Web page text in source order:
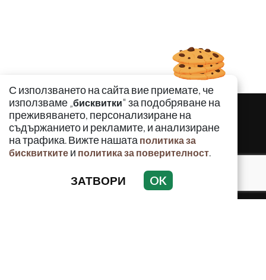
С използването на сайта вие приемате, че
използваме „бисквитки" за подобряване на
преживяването, персонализиране на
съдържанието и рекламите, и анализиране
на трафика. Вижте нашата политика за
бисквитките и политика за поверителност.
ЗАТВОРИ OK